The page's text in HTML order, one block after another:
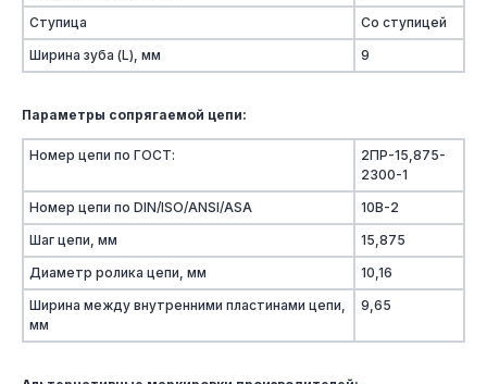
Ступица
Со ступицей
Ширина зуба (L), мм
9
Параметры сопрягаемой цепи:
Номер цепи по ГОСТ:
2ПР-15,875-
2300-1
Номер цепи по DIN/ISO/ANSI/ASA
10B-2
Шаг цепи, мм
15,875
Диаметр ролика цепи, мм
10,16
Ширина между внутренними пластинами цепи,
мм
9,65